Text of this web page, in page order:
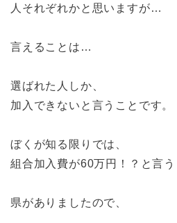
人それぞれかと思いますが…
言えることは…
選ばれた人しか、
加入できないと言うことです。
ぼくが知る限りでは、
組合加入費が60万円！？と言う
県がありましたので、